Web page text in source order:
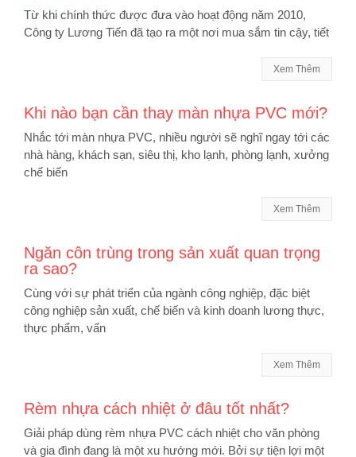
Từ khi chính thức được đưa vào hoạt động năm 2010,
Công ty Lương Tiến đã tạo ra một nơi mua sắm tin cậy, tiết
Xem Thêm
Khi nào bạn cần thay màn nhựa PVC mới?
Nhắc tới màn nhựa PVC, nhiều người sẽ nghĩ ngay tới các
nhà hàng, khách sạn, siêu thị, kho lạnh, phòng lạnh, xưởng
chế biến
Xem Thêm
Ngăn côn trùng trong sản xuất quan trọng
ra sao?
Cùng với sự phát triển của ngành công nghiệp, đặc biệt
công nghiệp sản xuất, chế biến và kinh doanh lương thực,
thực phẩm, vấn
Xem Thêm
Rèm nhựa cách nhiệt ở đâu tốt nhất?
Giải pháp dùng rèm nhựa PVC cách nhiệt cho văn phòng
và gia đình đang là một xu hướng mới. Bởi sự tiện lợi một